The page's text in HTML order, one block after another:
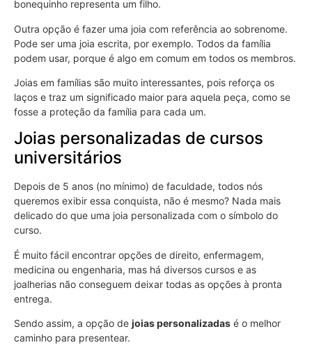
bonequinho representa um filho.
Outra opção é fazer uma joia com referência ao sobrenome.
Pode ser uma joia escrita, por exemplo. Todos da família
podem usar, porque é algo em comum em todos os membros.
Joias em famílias são muito interessantes, pois reforça os
laços e traz um significado maior para aquela peça, como se
fosse a proteção da família para cada um.
Joias personalizadas de cursos
universitários
Depois de 5 anos (no mínimo) de faculdade, todos nós
queremos exibir essa conquista, não é mesmo? Nada mais
delicado do que uma joia personalizada com o símbolo do
curso.
É muito fácil encontrar opções de direito, enfermagem,
medicina ou engenharia, mas há diversos cursos e as
joalherias não conseguem deixar todas as opções à pronta
entrega.
Sendo assim, a opção de joias personalizadas é o melhor
caminho para presentear.